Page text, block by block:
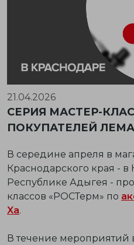
21.04.2026
СЕРИЯ МАСТЕР-
ПОКУПАТЕЛЕЙ
В середине апреля в
Краснодарского края - в
Республике Адыгея -
классов «РОСТерм» по
Xa.
В течение мероприятий